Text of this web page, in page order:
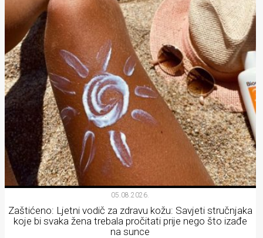
05.08.2026.
Zaštićeno: Ljetni vodič za zdravu kožu: Savjeti stručnjaka
koje bi svaka žena trebala pročitati prije nego što izađe
na sunce